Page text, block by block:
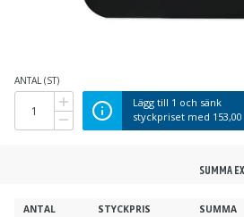
ANTAL (ST)
Lägg till 1 och sänk
styckpriset med 153,00
SUMMA
ANTAL STYCKPRIS SUMMA